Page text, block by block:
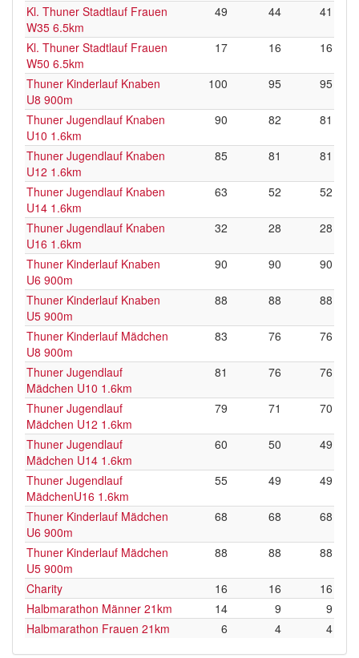
Kl. Thuner Stadtlauf Frauen
W35 6.5km
49 44 41
Kl. Thuner Stadtlauf Frauen
W50 6.5km
17 16 16
Thuner Kinderlauf Knaben
U8 900m
100 95 95
Thuner Jugendlauf Knaben
U10 1.6km
90 82 81
Thuner Jugendlauf Knaben
U12 1.6km
85 81 81
Thuner Jugendlauf Knaben
U14 1.6km
63 52 52
Thuner Jugendlauf Knaben
U16 1.6km
32 28 28
Thuner Kinderlauf Knaben
U6 900m
90 90 90
Thuner Kinderlauf Knaben
U5 900m
88 88 88
Thuner Kinderlauf Mädchen
U8 900m
83 76 76
Thuner Jugendlauf
Mädchen U10 1.6km
81 76 76
Thuner Jugendlauf
Mädchen U12 1.6km
79 71 70
Thuner Jugendlauf
Mädchen U14 1.6km
60 50 49
Thuner Jugendlauf
MädchenU16 1.6km
55 49 49
Thuner Kinderlauf Mädchen
U6 900m
68 68 68
Thuner Kinderlauf Mädchen
U5 900m
88 88 88
Charity 16 16
16
Halbmarathon Männer 21km
14 9
9
Halbmarathon Frauen 21km
6 4 4